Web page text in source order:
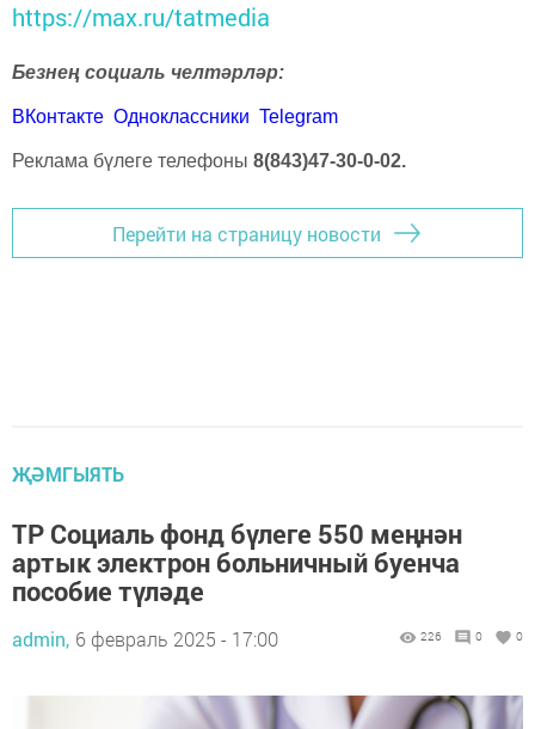
https://max.ru/tatmedia
Безнең социаль челтәрләр:
ВКонтакте Одноклассники Telegram
Реклама бүлеге телефоны 8(843)47-30-0-02.
Перейти на страницу новости
ҖӘМГЫЯТЬ
ТР Социаль фонд бүлеге 550 меңнән
артык электрон больничный буенча
пособие түләде
admin, 6 февраль 2025 - 17:00 226 0 0